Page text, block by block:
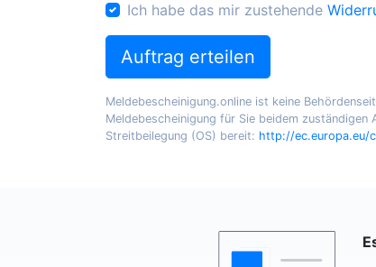
Ich habe das mir zustehende
Auftrag erteilen
Meldebescheinigung.online ist keine
Meldebescheinigung für Sie beidem
Streitbeilegung (OS) bereit: http://ec.europa.eu/